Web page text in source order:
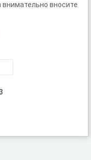
внимательно вносите